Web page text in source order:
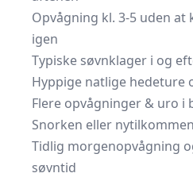
Opvågning kl. 3-5 uden at
igen
Typiske søvnklager i og
Hyppige natlige hedeture
Flere opvågninger & uro i
Snorken eller
Tidlig morgenopvågning
søvntid